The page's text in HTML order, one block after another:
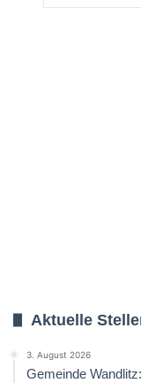
Aktuelle
3. August 2026
Gemeinde